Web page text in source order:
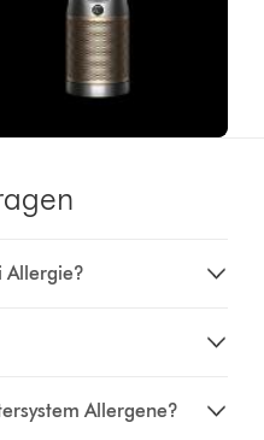
Allergie?
Allergene?